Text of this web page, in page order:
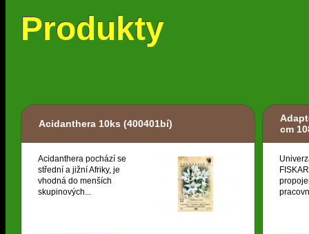
Produkty
Acidanthera 10ks (400401bí)
Acidanthera pochází se
střední a jižní Afriky, je
vhodná do menších
skupinových...
cm